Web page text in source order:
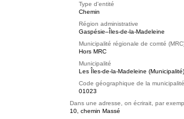
Type d'entité
Chemin
Région administrative
Gaspésie–Îles-de-la-Madeleine
Municipalité régionale de comté
Hors MRC
Municipalité
Les Îles-de-la-Madeleine (Municipalité)
Code géographique de la municipalité
01023
Dans une adresse, on écrirait, par
10, chemin Massé